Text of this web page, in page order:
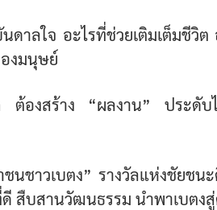
ดาลใจ อะไรที่ช่วยเติมเต็มชี
องมนุษย์
ต้องสร้าง “ผลงาน” ประดับ
ชาวเบตง” รางวัลแห่งชัยชน
สืบสานวัฒนธรรม นำพาเบตงสู่